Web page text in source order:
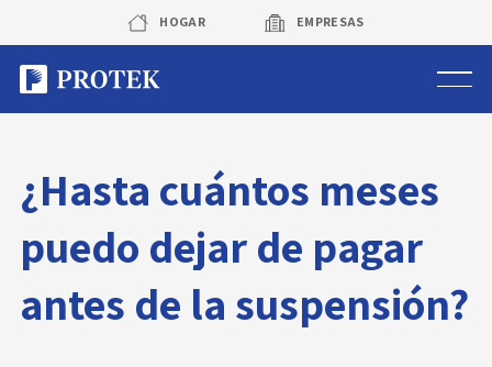
content
HOGAR EMPRESAS
Sistema de cámaras
Rastreo vehicular GPS
Protek Personas
¿Hasta cuántos meses
puedo dejar de pagar
antes de la suspensión?